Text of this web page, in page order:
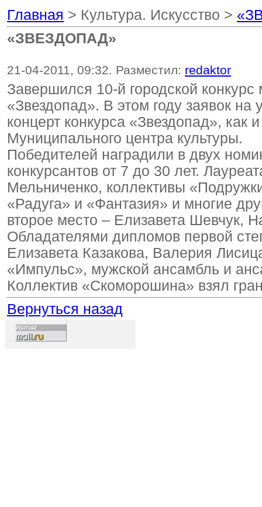
Главная > Культура. Искусство >
«ЗВЕЗДОПАД»
21-04-2011, 09:32. Разместил: redaktor
Завершился 10-й городской
«Звездопад». В этом году заявок
концерт конкурса «Звездопад»,
Муниципального центра культуры.
Победителей наградили в двух
конкурсантов от 7 до 30 лет.
Мельниченко, коллективы
«Радуга» и «Фантазия» и многие
второе место – Елизавета Шевчук,
Обладателями дипломов первой
Елизавета Казакова, Валерия
«Импульс», мужской ансамбль и
Коллектив «Скоморошина» взял
Вернуться назад